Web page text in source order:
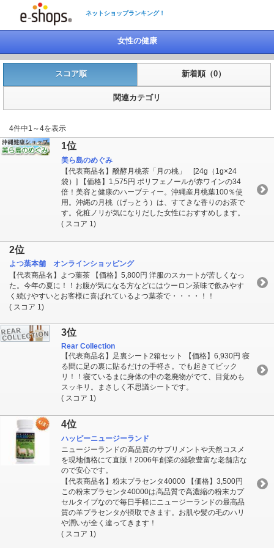
ネットショップランキング！
女性の健康
スコア順 新着順（0）
関連カテゴリ
4件中1～4を表示
1位
美ら島のめぐみ
【代表商品名】醗酵月桃茶「月の桃」 [24g（1g×24
袋）] 【価格】1,575円 ポリフェノールが赤ワインの34
倍！美容と健康のハーブティー。沖縄産月桃葉100％使
用。沖縄の月桃（げっとう）は、すてきな香りのお茶で
す。化粧ノリが気になりだした女性におすすめします。
( スコア 1)
2位
よつ葉本舗 オンラインショッピング
【代表商品名】よつ葉茶 【価格】5,800円 洋服のスカートが苦しくなっ
た。今年の夏に！！お腹が気になる方などにはウーロン茶味で飲みやす
く続けやすいとお客様に喜ばれているよつ葉茶で・・・・！！
( スコア 1)
3位
Rear Collection
【代表商品名】足裏シート2箱セット 【価格】6,930円 寝
る間に足の裏に貼るだけの手軽さ。でも起きてビック
リ！！寝ているまに身体の中の老廃物がでて、目覚めも
スッキリ。まさしく不思議シートです。
( スコア 1)
4位
ハッピーニュージーランド
ニュージーランドの高品質のサプリメントや天然コスメ
を現地価格にて直販！2006年創業の経験豊富な老舗店な
ので安心です。
【代表商品名】粉末プラセンタ40000 【価格】3,500円
この粉末プラセンタ40000は高品質で高濃縮の粉末カプ
セルタイプなので毎日手軽にニュージーランドの最高品
質の羊プラセンタが摂取できます。お肌や髪の毛のハリ
や潤いが全く違ってきます！
( スコア 1)